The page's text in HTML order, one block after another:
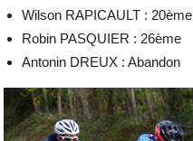
Wilson RAPICAULT : 20ème
Robin PASQUIER : 26ème
Antonin DREUX : Abandon